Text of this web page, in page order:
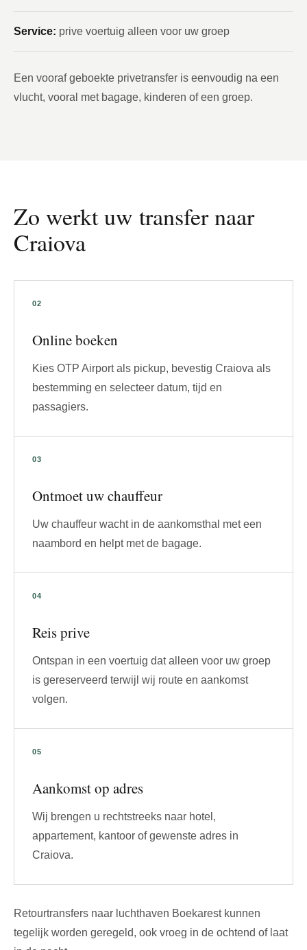
Service: prive voertuig alleen voor uw groep
Een vooraf geboekte privetransfer is eenvoudig na een
vlucht, vooral met bagage, kinderen of een groep.
Zo werkt uw transfer naar
Craiova
Online boeken
Kies OTP Airport als pickup, bevestig Craiova als
bestemming en selecteer datum, tijd en
passagiers.
Ontmoet uw chauffeur
Uw chauffeur wacht in de aankomsthal met een
naambord en helpt met de bagage.
Reis prive
Ontspan in een voertuig dat alleen voor uw groep
is gereserveerd terwijl wij route en aankomst
volgen.
Aankomst op adres
Wij brengen u rechtstreeks naar hotel,
appartement, kantoor of gewenste adres in
Craiova.
Retourtransfers naar luchthaven Boekarest kunnen
tegelijk worden geregeld, ook vroeg in de ochtend of laat